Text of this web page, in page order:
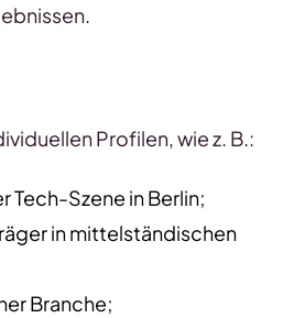
Profilen, wie z. B.:
Tech-Szene in Berlin;
in mittelständischen
Branche;